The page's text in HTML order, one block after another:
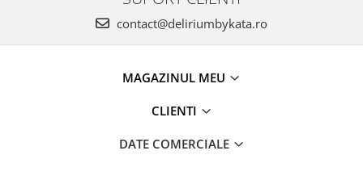
contact@deliriumbykata.ro
MAGAZINUL MEU
CLIENTI
DATE COMERCIALE